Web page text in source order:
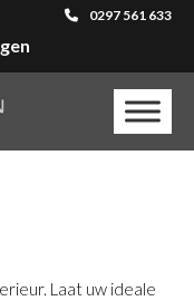
0297 561 633
Laat uw ideale